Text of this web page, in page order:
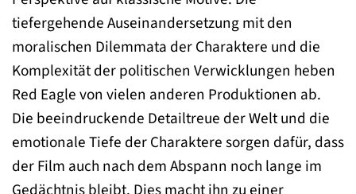
tiefergehende Auseinandersetzung mit den
moralischen Dilemmata der Charaktere und die
Komplexität der politischen Verwicklungen heben
Red Eagle von vielen anderen Produktionen ab.
Die beeindruckende Detailtreue der Welt und die
emotionale Tiefe der Charaktere sorgen dafür, dass
der Film auch nach dem Abspann noch lange im